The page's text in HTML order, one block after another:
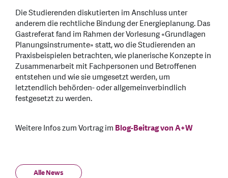
Die Studierenden diskutierten im Anschluss unter
anderem die rechtliche Bindung der Energieplanung. Das
Gastreferat fand im Rahmen der Vorlesung «Grundlagen
Planungsinstrumente» statt, wo die Studierenden an
Praxisbeispielen betrachten, wie planerische Konzepte in
Zusammenarbeit mit Fachpersonen und Betroffenen
entstehen und wie sie umgesetzt werden, um
letztendlich behörden- oder allgemeinverbindlich
festgesetzt zu werden.
Weitere Infos zum Vortrag im Blog-Beitrag von A+W
Alle News